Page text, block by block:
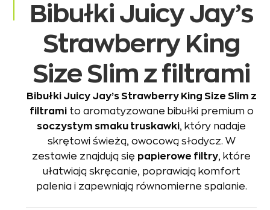
filtrami
o
smaku
truskawkowym
Bibułki Juicy Jay’s
Strawberry King
Size Slim z filtrami
Bibułki Juicy Jay’s Strawberry King Size Slim z
filtramito aromatyzowane bibułki premium o
soczystym smaku truskawki, który nadaje
skrętowi świeżą, owocową słodycz. W
zestawie znajdują się papierowe filtry, które
ułatwiają skręcanie, poprawiają komfort
palenia i zapewniają równomierne spalanie.